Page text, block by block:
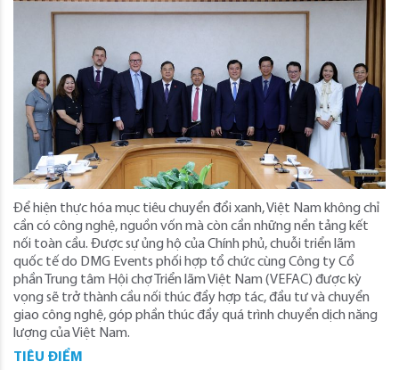
Để hiện thực hóa mục tiêu chuyển đổi xanh, Việt Nam không chỉ
cần có công nghệ, nguồn vốn mà còn cần những nền tảng kết
nối toàn cầu. Được sự ủng hộ của Chính phủ, chuỗi triển lãm
quốc tế do DMG Events phối hợp tổ chức cùng Công ty Cổ
phần Trung tâm Hội chợ Triển lãm Việt Nam (VEFAC) được kỳ
vọng sẽ trở thành cầu nối thúc đẩy hợp tác, đầu tư và chuyển
giao công nghệ, góp phần thúc đẩy quá trình chuyển dịch năng
lượng của Việt Nam.
TIÊU ĐIỂM